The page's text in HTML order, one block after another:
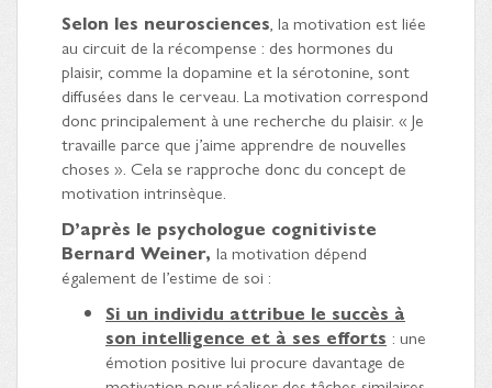
Selon les neurosciences, la motivation est liée
au circuit de la récompense : des hormones du
plaisir, comme la dopamine et la sérotonine, sont
diffusées dans le cerveau. La motivation correspond
donc principalement à une recherche du plaisir. « Je
travaille parce que j’aime apprendre de nouvelles
choses ». Cela se rapproche donc du concept de
motivation intrinsèque.
D’après le psychologue cognitiviste
Bernard Weiner, la motivation dépend
également de l’estime de soi :
Si un individu attribue le succès à
son intelligence et à ses efforts : une
émotion positive lui procure davantage de